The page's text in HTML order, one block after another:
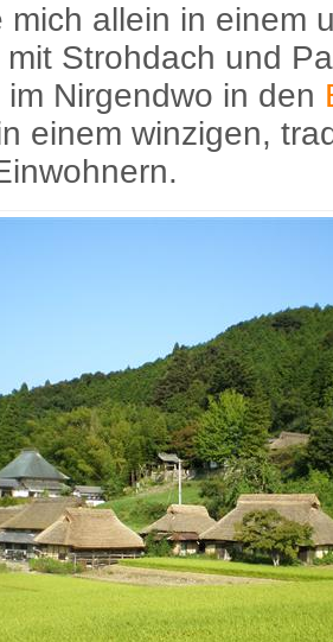
mich allein in einem
Strohdach und
Nirgendwo in den
einem winzigen,